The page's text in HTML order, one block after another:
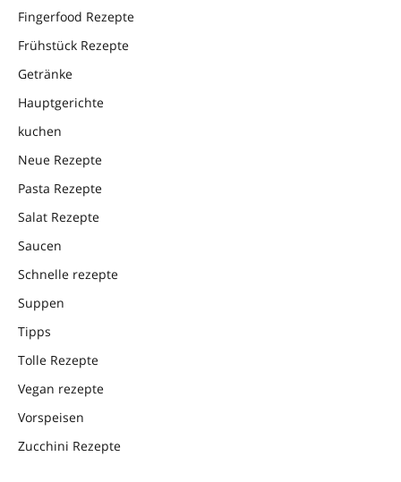
Fingerfood Rezepte
Frühstück Rezepte
Getränke
Hauptgerichte
kuchen
Neue Rezepte
Pasta Rezepte
Salat Rezepte
Saucen
Schnelle rezepte
Suppen
Tipps
Tolle Rezepte
Vegan rezepte
Vorspeisen
Zucchini Rezepte